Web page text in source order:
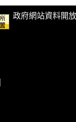
政府網站資料開